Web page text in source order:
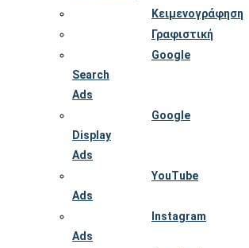
Κειμενογράφηση
Γραφιστική
Google
Search
Ads
Google
Display
Ads
YouTube
Ads
Instagram
Ads